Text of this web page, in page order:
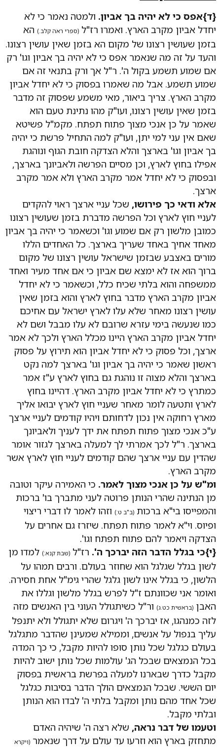
{ד}אפס כי לא יהיה בך אביון. ולמטה נאמר כי לא
יחדל אביון מקרב הארץ. ואמרו רז"ל (ספרי ראה קלב.) הא
בזמן שעושין רצונו של מקום הא בזמן שאין עושין רצונו.
והעד על זה מה שנאמר אפס כי לא יהיה בך אביון וגו' רק
אם שמוע תשמע בקול ה'. ר"ל אך ורק בתנאי זה אם
שמוע תשמע. אבל מה שאמרו בפסוק כי לא יחדל אביון
מקרב הארץ. צריך ביאור, מאי משמע שפסוק זה מדבר
בזמן שאין עושין רצונו, ועו"ק מהו נתינת טעם הוא
שאמר על כן אנכי מצוך פתוח תפתח. מקמ"ל פשיטא
שאם אין עני למי יתן, ועו"ק למה התחיל פרשת כי יהיה
בך אביון וגו' בארצך והלא הצדקה חובת הגוף ונוהגת
אפילו בחוץ לארץ, וכן מסיים הפרשה ולאביונך בארצך,
ובפסוק כי לא יחדל אמר מקרב הארץ ולא אמר מקרב
ארצך.
אלא ודאי כך פירושו, שכל עניי ארצך ראוי להקדים
לעניי חוץ לארץ וכל הפרשה מדברת בזמן שעושין רצונו
כמובן מלשון רק אם שמוע וגו' וכשאמר כי יהיה בך אביון
מאחד אחיך באחד שעריך בארצך. כל האחדים הללו
מורים באצבע שבזמן שישראל עושין רצונו של מקום
ברוך הוא אז לא ימצא שם אביון כי אם אחד מעיר ואחד
ממשפחה והוא בלתי שכיח כלל, וכשאמר כי לא יחדל
אביון מקרב הארץ מדבר בחוץ לארץ והוא בזמן שאין
עושין רצונו מאחר שלא עלו לארץ ישראל עם אחיכם
כמו שנעשה בימי עזרא שרובם לא עלו מבבל ושם לא
יחדל אביון מקרב הארץ היינו מכלל הארץ ולכך לא אמר
ארצך, וכל פסוק כי לא יחדל אביון הוא תירוץ על פסוק
ראשון שאמר כי יהיה בך אביון וגו' בארצך למה נקט
בארצך והלא מצוה זו נוהגת גם בחוץ לארץ ע"ז אמר
כמתרץ כי לא יחדל אביון מקרב הארץ. דהיינו בחוץ
לארץ ותטעה לומר מאחר שעניי חוץ לארץ יבואו אליך
מארץ רחוקה אין נכון לדחותם ויהיו קודמים לעניי ארצך
ע"כ אנכי מצוך פתוח תפתח את ידך לעניך ולאביונך
בארצך. ר"ל לכך אמרתי לך למעלה בארצך לגזור אומר
שהדין עם עניי ארצך שהם קודמים לעניי חוץ לארץ אשר
מקרב הארץ.
ומ"ש על כן אנכי מצוך לאמר. כי האמירה עיקר וטובה
מן הנתינה שהרי הנותן פרוטה לעני מתברך בו' ברכות
והמפייסו בי"א ברכות (ב"ב ט:) וזהו לאמר לו דברי ריצוי
ופיוס. וי"א לאמר פתוח תפתח. שיזרז גם אחרים על
הצדקה ויאמר להם פתוח תפתח וגו'.
{י}כי בגלל הדבר הזה יברכך ה'. רז"ל (שבת קנא:) למדו מן
לשון בגלל שגלגל הוא שחוזר בעולם. ורבים תמהו על
הלשון, כי בגלל אינו לשון גלגל שהרי גימ"ל אחת חסירה.
ואומר אני שכוונתם ז"ל לפרש בגלל מלשון וגללו את
האבן (בראשית כט.ג) ור"ל כשיתגולל העוני בין האנשים מזה
לזה כמנהגו, אז יברכך ה' ויגרום שלא יתגולל ולא יתנפל
עליך בנפול על אנשים, וממילא שמעינן שהדבר מתגלגל
בעולם כגלגל שכל נותן סופו להיות מקבל, כי כך המדה
בכל הנמצאים שבכל הג' עולמות שכל נותן ישוב להיות
מקבל כדרך שבארנו למעלה בפרשת בראשית בפסוק
יום הששי. שבכל הנמצאים הולך הדבר בסיבות כגלגל
שכל אחד מהם נותן ומקבל בלתי ה' לבדו הוא הנותן
ובלתי מקבל.
וטעמו של דבר נראה, שלא רצה ה' שיהיה האדם
מתחזק בארץ הוא וזרעו עד עולם על דרך שנאמר (ויקרא